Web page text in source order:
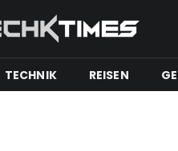
TECHNIK REISEN